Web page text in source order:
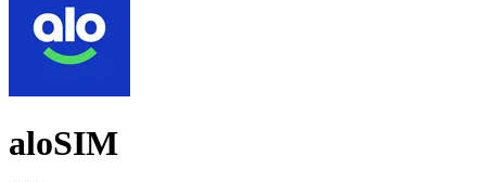
aloSIM